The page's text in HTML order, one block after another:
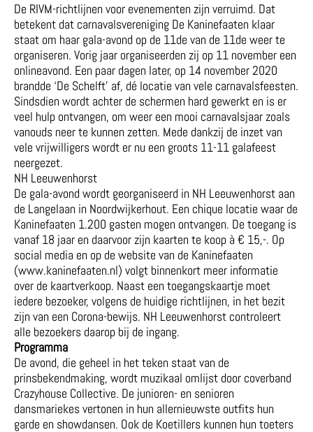
De RIVM-richtlijnen voor evenementen zijn verruimd. Dat
betekent dat carnavalsvereniging De Kaninefaaten klaar
staat om haar gala-avond op de 11de van de 11de weer te
organiseren. Vorig jaar organiseerden zij op 11 november een
onlineavond. Een paar dagen later, op 14 november 2020
brandde ‘De Schelft’ af, dé locatie van vele carnavalsfeesten.
Sindsdien wordt achter de schermen hard gewerkt en is er
veel hulp ontvangen, om weer een mooi carnavalsjaar zoals
vanouds neer te kunnen zetten. Mede dankzij de inzet van
vele vrijwilligers wordt er nu een groots 11-11 galafeest
neergezet.
NH Leeuwenhorst
De gala-avond wordt georganiseerd in NH Leeuwenhorst aan
de Langelaan in Noordwijkerhout. Een chique locatie waar de
Kaninefaaten 1.200 gasten mogen ontvangen. De toegang is
vanaf 18 jaar en daarvoor zijn kaarten te koop à € 15,-. Op
social media en op de website van de Kaninefaaten
(www.kaninefaaten.nl) volgt binnenkort meer informatie
over de kaartverkoop. Naast een toegangskaartje moet
iedere bezoeker, volgens de huidige richtlijnen, in het bezit
zijn van een Corona-bewijs. NH Leeuwenhorst controleert
alle bezoekers daarop bij de ingang.
Programma
De avond, die geheel in het teken staat van de
prinsbekendmaking, wordt muzikaal omlijst door coverband
Crazyhouse Collective. De junioren- en senioren
dansmariekes vertonen in hun allernieuwste outfits hun
garde en showdansen. Ook de Koetillers kunnen hun toeters